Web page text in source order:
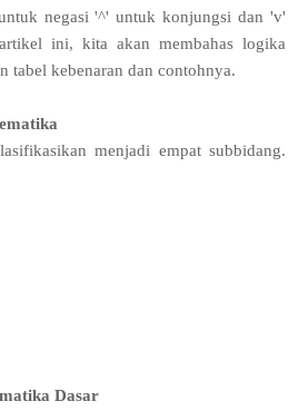
negasi '^' untuk konjungsi dan 'v'
ini, kita akan membahas logika
tabel kebenaran dan contohnya.
menjadi empat subbidang.
Dasar